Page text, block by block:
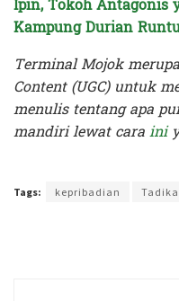
Kampung Durian
Terminal Mojok
Content (UGC) untuk
menulis tentang apa
mandiri lewat caraini
Tags: kepribadian Tadika